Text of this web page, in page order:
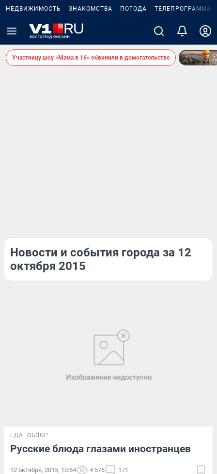
НЕДВИЖИМОСТЬ ЗНАКОМСТВА ПОГОДА ТЕЛЕПРОГРАММА
Участницу шоу «Мама в 16» обвинили в домогательстве
Новости и события города за 12
октября 2015
ЕДА ОБЗОР
Русские блюда глазами иностранцев
12 октября, 2015, 10:54 4 576 171